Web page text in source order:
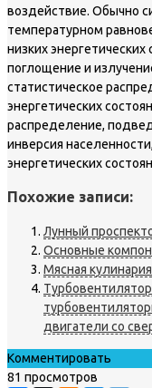
воздействие. Обычно
температурном
низких
поглощение и
статистическое
энергетических
распределение,
инверсия
энергетических
Похожие записи:
Лунный
Основные
Мясная кулинария
двигатели со
Комментировать
81 просмотров